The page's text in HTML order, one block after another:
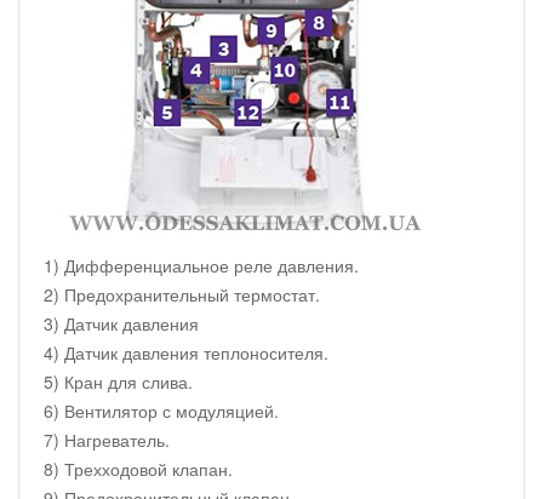
1) Дифференциальное реле давления.
2) Предохранительный термостат.
3) Датчик давления
4) Датчик давления теплоносителя.
5) Кран для слива.
6) Вентилятор с модуляцией.
7) Нагреватель.
8) Трехходовой клапан.